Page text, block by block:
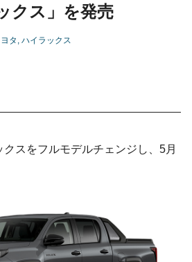
クス」を発売
ヨタ ハイラックス
スをフルモデルチェンジし、5月